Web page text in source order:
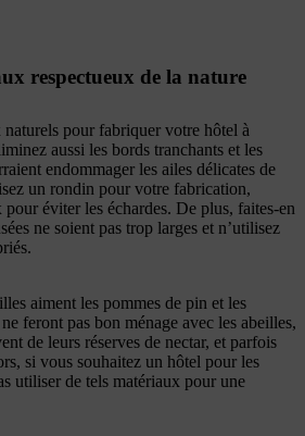
respectueux de la nature
pour fabriquer votre hôtel à
aussi les bords tranchants et les
endommager les ailes délicates de
un rondin pour votre fabrication,
éviter les échardes. De plus, faites-en
ne soient pas trop larges et n’utilisez
aiment les pommes de pin et les
feront pas bon ménage avec les abeilles,
de leurs réserves de nectar, et parfois
si vous souhaitez un hôtel pour les
utiliser de tels matériaux pour une